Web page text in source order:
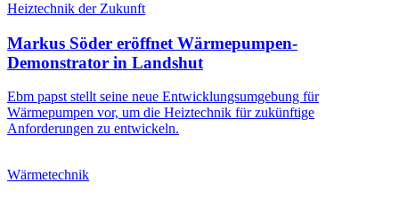
Heiztechnik der Zukunft
Markus Söder eröffnet Wärmepumpen-
Demonstrator in Landshut
Ebm papst stellt seine neue Entwicklungsumgebung für
Wärmepumpen vor, um die Heiztechnik für zukünftige
Anforderungen zu entwickeln.
Wärmetechnik